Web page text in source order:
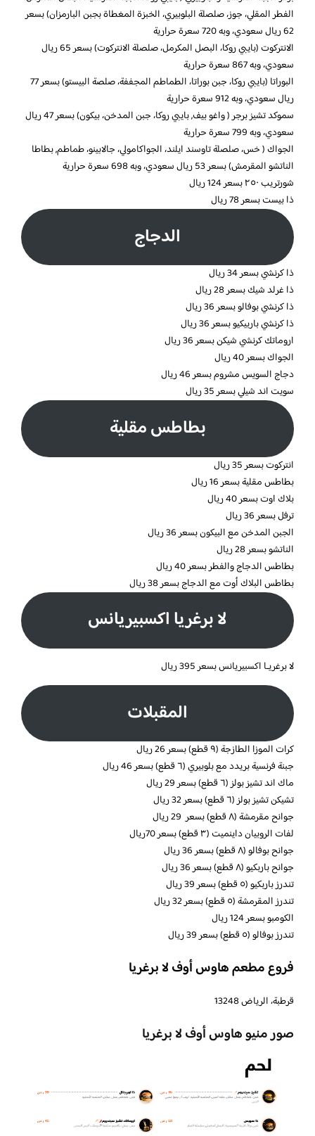
الفطر المقلي، جوز، صلصلة البلوبيري، الخبزة المغطاة بجبن البارمزان) بسعر
62 ريال سعودي، وبه
720سعرة حرارية
الانتركوت (بايبي روكا، البصل المكرمل، صلصلة الانتركوت) بسعر 65 ريال
سعودي، وبه867سعرة حرارية
البوراتا (بايبي روكا، جبن بوراتا، الطماطم المجففة، صلصة البيستو) بسعر 77
ريال سعودي، وبه912سعرة حرارية
سموكد تشيز برجر ( واغو بيف, بايبي روكا، جبن المدخن، بيكون) بسعر 47 ريال
سعودي، وبه799سعرة حرارية
الجواك ( خس، صلصلة تاوسند ايلند، الجواكامولي، جالابينو، طماطم, بطاطا
الناتشو المقرمش) بسعر 53 ريال سعودي، وبه
698سعرة حرارية
شورتريب ٢٥٠ بسعر 124 ريال
ذا بيست بسعر 78 ريال
الدجاج
ذا كرنشي بسعر 34 ريال
ذا غرلد شيك بسعر 28 ريال
ذا كرنشي بوفالو بسعر 36 ريال
ذا كرنشي باربيكيو بسعر 36 ريال
اروماتك كرنشي شيكن بسعر 36 ريال
الجواك بسعر 40 ريال
دجاج السويس مشروم بسعر 46 ريال
سويت اند شيلي بسعر 35 ريال
بطاطس مقلية
انتركوت بسعر 35 ريال
بطاطس مقلية بسعر 16 ريال
بلاك اوت بسعر 40 ريال
ترفل بسعر 36 ريال
الجبن المدخن مع البيكون بسعر 36 ريال
الناتشو بسعر 28 ريال
بطاطس الدجاج والفطر بسعر 40 ريال
بطاطس البلاك أوت مع الدجاج بسعر 38 ريال
لا برغريا اكسبيريانس
لا برغريـا اكسبيريانس بسعر 395 ريال
المقبلات
كرات الموزا الطازجة (٩ قطع) بسعر 26 ريال
جبنة فرنسية بريدد مع بلوبيري (٦ قطع) بسعر 46 ريال
ماك اند تشيز بولز (٦ قطع) بسعر 29 ريال
تشيكن تشيز بولز (٦ قطع) بسعر 32 ريال
جوانح مقرمشة (٨ قطع) بسعر 29 ريال
لفات الروبيان داينميت (٣ قطع) بسعر 70ريال
جوانح بوفالو (٨ قطع) بسعر 36 ريال
جوانح باربكيو (٨ قطع) بسعر 36 ريال
تندرز باربكيو (٥ قطع) بسعر 39 ريال
تندرز المقرمشة (٥ قطع) بسعر 32 ريال
الكومبو بسعر 124 ريال
تندرز بوفالو (٥ قطع) بسعر 39 ريال
فروع مطعم هاوس أوف لا برغريا
قرطبة، الرياض 13248
صور منيو هاوس أوف لا برغريا